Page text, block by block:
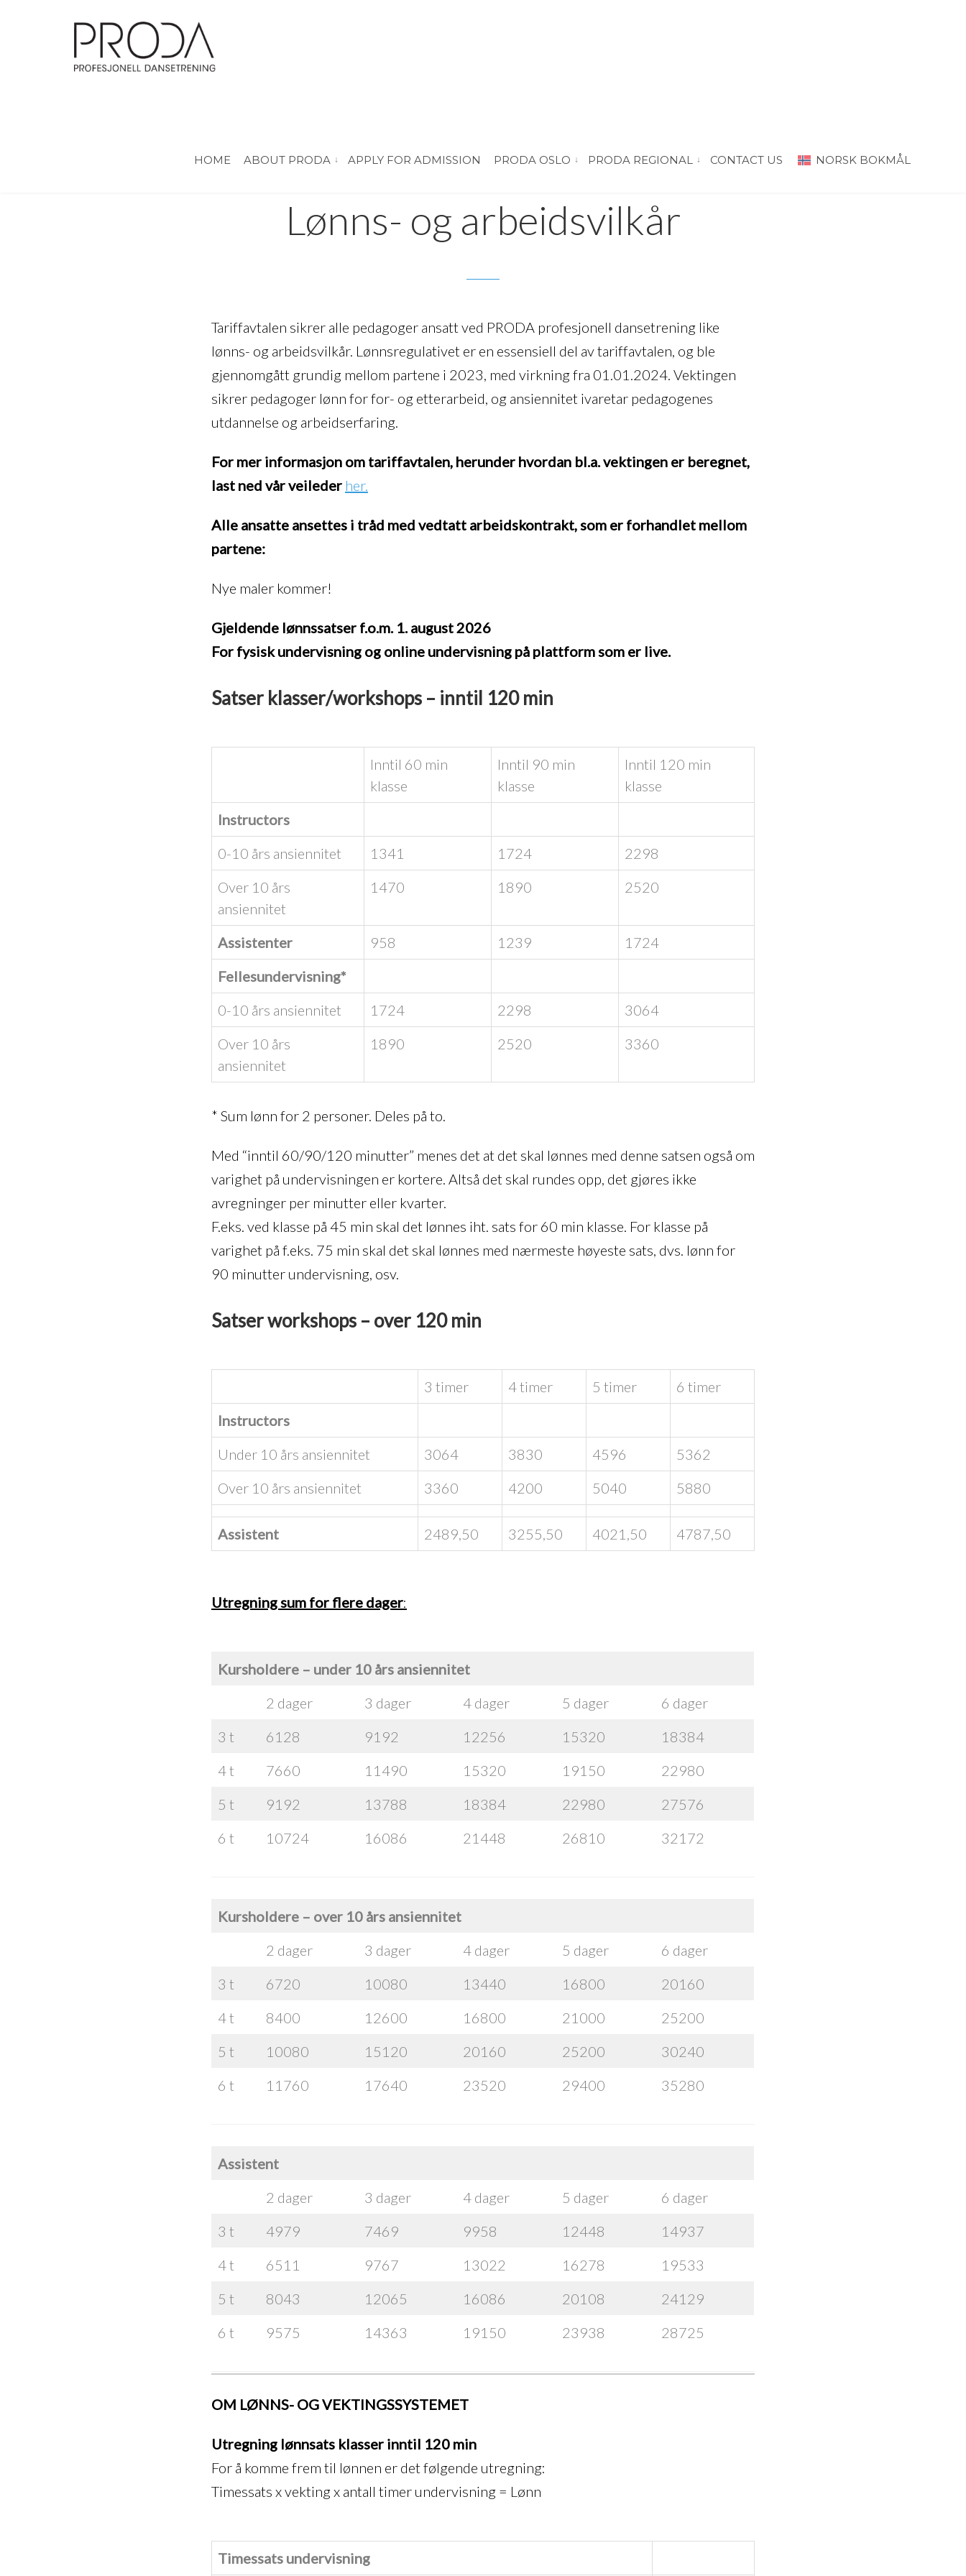
HOME ABOUT PRODA vis submeny for “About PRODA”
APPLY FOR ADMISSION PRODA OSLO vis submeny for “PRODA Oslo”
PRODA REGIONAL vis submeny for “PRODA Regional”
CONTACT US NORSK BOKMÅL
Lønns- og arbeidsvilkår
Tariffavtalen sikrer alle pedagoger ansatt ved PRODA profesjonell dansetrening like
lønns- og arbeidsvilkår. Lønnsregulativet er en essensiell del av tariffavtalen, og ble
gjennomgått grundig mellom partene i 2023, med virkning fra 01.01.2024. Vektingen
sikrer pedagoger lønn for for- og etterarbeid, og ansiennitet ivaretar pedagogenes
utdannelse og arbeidserfaring.
For mer informasjon om tariffavtalen, herunder hvordan bl.a. vektingen er beregnet,
last ned vår veileder her.
Alle ansatte ansettes i tråd med vedtatt arbeidskontrakt, som er forhandlet mellom
partene:
Nye maler kommer!
Gjeldende lønnssatser f.o.m. 1. august 2026
For fysisk undervisning og online undervisning på plattform som er live.
Satser klasser/workshops – inntil 120 min
Inntil 60 min
klasse
Inntil 90 min
klasse
Inntil 120 min
klasse
Instructors
0-10 års ansiennitet
1341 1724
2298
Over 10 års
ansiennitet
1470 1890 2520
Assistenter 958 1239
1724
Fellesundervisning*
0-10 års ansiennitet
1724 2298
3064
Over 10 års
ansiennitet
1890 2520 3360
* Sum lønn for 2 personer. Deles på to.
Med “inntil 60/90/120 minutter” menes det at det skal lønnes med denne satsen også om
varighet på undervisningen er kortere. Altså det skal rundes opp, det gjøres ikke
avregninger per minutter eller kvarter.
F.eks. ved klasse på 45 min skal det lønnes iht. sats for 60 min klasse. For klasse på
varighet på f.eks. 75 min skal det skal lønnes med nærmeste høyeste sats, dvs. lønn for
90 minutter undervisning, osv.
Satser workshops – over 120 min
3 timer 4 timer 5 timer
6 timer
Instructors
Under 10 års ansiennitet
3064 3830 4596
5362
Over 10 års ansiennitet
3360 4200 5040 5880
Assistent 2489,50 3255,50 4021,50 4787,50
Utregning sum for flere dager:
Kursholdere – under 10 års ansiennitet
2 dager
3 dager 4 dager 5 dager
6 dager
3 t
6128 9192 12256 15320
18384
4 t
7660 11490 15320 19150
22980
5 t
9192 13788 18384 22980
27576
6 t
10724 16086 21448 26810 32172
Kursholdere – over 10 års ansiennitet
2 dager
3 dager 4 dager 5 dager
6 dager
3 t
6720 10080 13440 16800
20160
4 t
8400 12600 16800 21000
25200
5 t
10080 15120 20160 25200
30240
6 t
11760 17640 23520 29400 35280
Assistent
2 dager
3 dager 4 dager 5 dager
6 dager
3 t
4979 7469 9958 12448
14937
4 t
6511 9767 13022 16278
19533
5 t
8043 12065 16086 20108
24129
6 t
9575 14363 19150 23938 28725
OM LØNNS- OG VEKTINGSSYSTEMET
Utregning lønnsats klasser inntil 120 min
For å komme frem til lønnen er det følgende utregning:
Timessats x vekting x antall timer undervisning = Lønn
Timessats undervisning